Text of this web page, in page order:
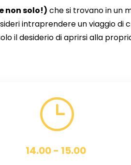
non solo!) che si trovano in un
intraprendere un viaggio
il desiderio di aprirsi alla
}
14.00 - 15.00